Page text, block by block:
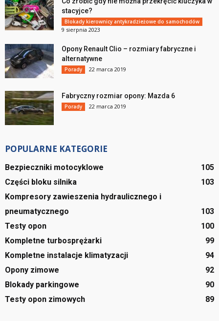
stacyjce?
Blokady kierownicy antykradzieżowe do samochodów
9 sierpnia 2023
Opony Renault Clio – rozmiary fabryczne i
alternatywne
Porady 22 marca 2019
Fabryczny rozmiar opony: Mazda 6
Porady 22 marca 2019
POPULARNE KATEGORIE
Bezpieczniki motocyklowe
105
Części bloku silnika
103
Kompresory zawieszenia hydraulicznego i
pneumatycznego
103
Testy opon
100
Kompletne turbosprężarki
99
Kompletne instalacje klimatyzacji
94
Opony zimowe
92
Blokady parkingowe
90
Testy opon zimowych
89